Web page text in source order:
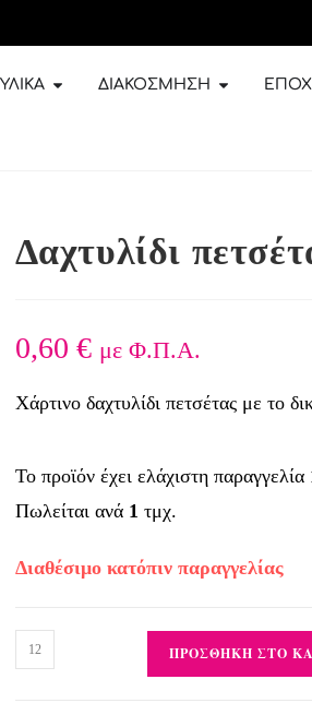
ΥΛΙΚΆ ΔΙΑΚΌΣΜΗΣΗ
Δαχτυλίδι
0,60 € με Φ.Π.Α.
Χάρτινο δαχτυλίδι πετσέτας με το
Διαθέσιμο κατόπιν παραγγελίας
ΠΡΟΣΘΉΚΗ ΣΤΟ
Το προϊόν έχει ελάχιστη παραγγελία
Πωλείται ανά 1 τμχ.